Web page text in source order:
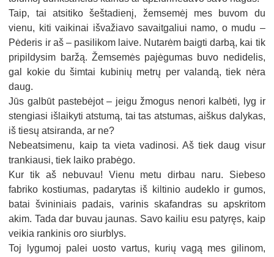
Taip, tai atsitiko šeštadienį, žemsemėj mes buvom du
vienu, kiti vaikinai išvažiavo savaitgaliui namo, o mudu –
Pėderis ir aš – pasilikom laive. Nutarėm baigti darbą, kai tik
pripildysim baržą. Žemsemės pajėgumas buvo nedidelis,
gal kokie du šimtai kubinių metrų per valandą, tiek nėra
daug.
Jūs galbūt pastebėjot – jeigu žmogus nenori kalbėti, lyg ir
stengiasi išlaikyti atstumą, tai tas atstumas, aiškus dalykas,
iš tiesų atsiranda, ar ne?
Nebeatsimenu, kaip ta vieta vadinosi. Aš tiek daug visur
trankiausi, tiek laiko prabėgo.
Kur tik aš nebuvau! Vienu metu dirbau naru. Siebeso
fabriko kostiumas, padarytas iš kiltinio audeklo ir gumos,
batai švininiais padais, varinis skafandras su apskritom
akim. Tada dar buvau jaunas. Savo kailiu esu patyręs, kaip
veikia rankinis oro siurblys.
Toj lygumoj palei uosto vartus, kurių vagą mes gilinom,